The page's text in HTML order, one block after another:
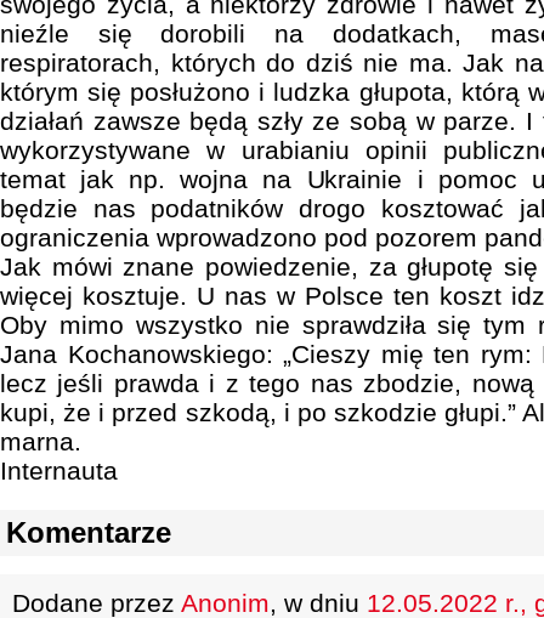
nieźle się dorobili na dodatkach,
respiratorach, których do dziś nie ma. Jak
którym się posłużono i ludzka głupota, którą
działań zawsze będą szły ze sobą w parze.
wykorzystywane w urabianiu opinii
temat jak np. wojna na Ukrainie i pomoc
będzie nas podatników drogo kosztować
ograniczenia wprowadzono pod pozorem
Jak mówi znane powiedzenie, za głupotę
więcej kosztuje. U nas w Polsce ten koszt
Oby mimo wszystko nie sprawdziła się tym
Jana Kochanowskiego: „Cieszy mię ten
lecz jeśli prawda i z tego nas zbodzie, nową
kupi, że i przed szkodą, i po szkodzie głupi.”
marna.
Internauta
Komentarze
Dodane przez Anonim, w dniu 12.05.2022 r.,